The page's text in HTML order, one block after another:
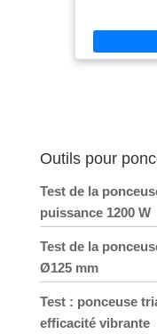
pour un
Vibrations
travail
surfaces
Outils pour
Test de la
puissance 1200 W
Test de la
Ø125 mm
Test : ponceuse
efficacité vibrante